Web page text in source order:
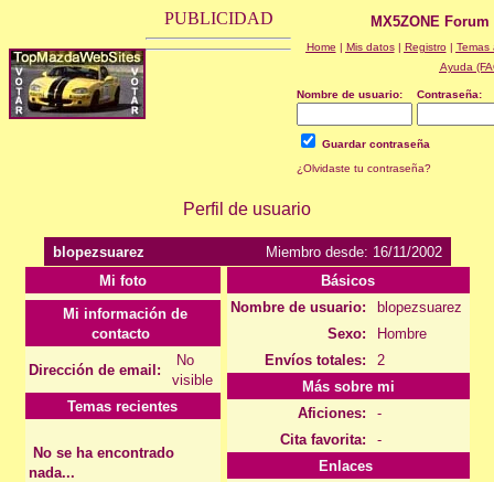
PUBLICIDAD MX5ZONE
Home | Mis datos| Registro| Temas
Ayuda
Nombre de usuario: Contraseña:
Guardar contraseña
¿Olvidaste tu contraseña?
Perfil de usuario
blopezsuarez
Miembro desde: 16/11/2002
Mi foto
Mi información de
contacto
Dirección de email:
No
visible
Temas recientes
No se ha encontrado
nada...
Básicos
Nombre de usuario:
blopezsuarez
Sexo:
Hombre
Envíos totales:
2
Más sobre mi
Aficiones:
-
Cita favorita:
-
Enlaces